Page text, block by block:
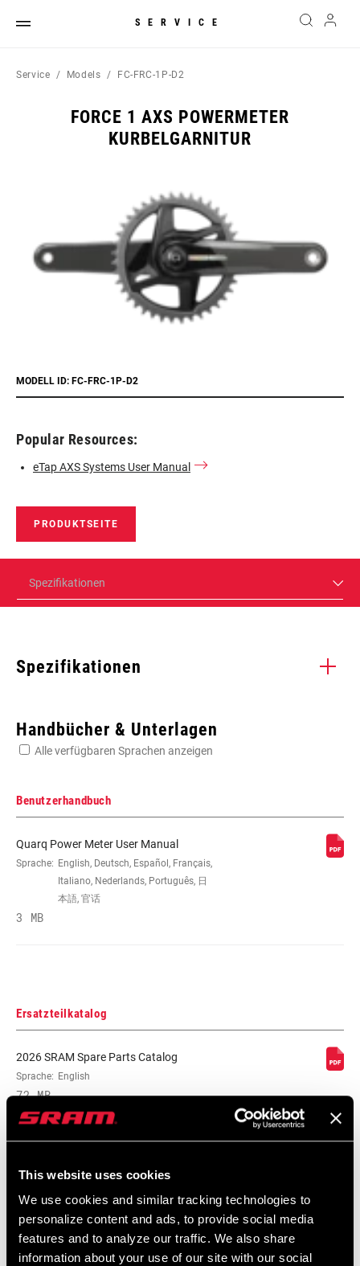
This website uses cookies
We use cookies and similar tracking technologies to
personalize content and ads, to provide social media
features and to analyze our traffic. We also share
information about your use of our site with our social
SERVICE
Service Models FC-FRC-1P-D2
FORCE 1 AXS POWERMETER
KURBELGARNITUR
MODELL ID: FC-FRC-1P-D2
Popular Resources:
eTap AXS Systems User Manual
PRODUKTSEITE
Spezifikationen
Spezifikationen
KETTENBLATT-VERSATZ
TRETLAGERTECHNOLOGIE
KETTENTECHNOLOGIE
1x
Handbücher & Unterlagen
Alle verfügbaren Sprachen anzeigen
Benutzerhandbuch
Quarq Power Meter User Manual
Sprache: English, Deutsch, Español, Français,
Italiano, Nederlands, Português, 日
本語, 官话
3 MB
Ersatzteilkatalog
2026 SRAM Spare Parts Catalog
Sprache: English
72 MB
AXS Components Compatibility Map
Sprache: English
353 KB